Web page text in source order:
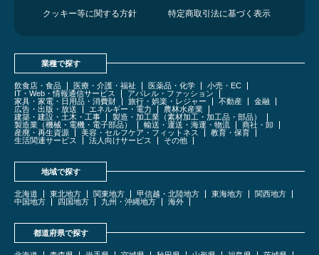
クッキー等に関する方針
特定商取引法に基づく表示
業種で探す
飲食店・食品 医療・介護・福祉 医薬品・化学
小売・EC
IT・Web・情報通信サービス
アパレル・ファッション
家具・家電・日用品・消費財
旅行・娯楽・レジャー 不動産
金融
広告・出版・放送
エネルギー・電力
農林水産業
建築・建設・土木・工事
製造・加工業（素材加工・加工品・部品）
製造業（機械・電機・電子部品）
輸送・運送・海運・物流
商社・卸
産廃・再生資源
美容・セルフケア・フィットネス
教育・保育
生活関連サービス
法人向けサービス その他
地域で探す
北海道 東北地方 関東地方 甲信越・北陸地方 東海地方
関西地方
中国地方
四国地方 九州・沖縄地方 海外
都道府県で探す